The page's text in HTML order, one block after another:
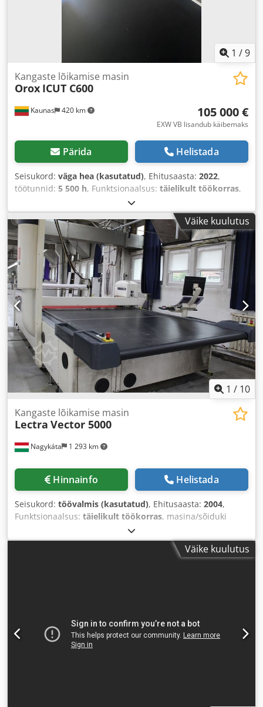
1 /9
Kaunas 420 km
Kangaste lõikamise masin
Orox ICUT C600
105 000 €
EXW VB lisandub käibemaks
Pärida Helistada
Seisukord: väga hea (kasutatud), Ehitusaasta: 2022,
töötunnid: 5 500 h, Funktsionaalsus: täielikult töökorras,
kolmefaasiline
edasi pikkus X-telg:1 750 mm, toitesammu pikkus Y-teljel:
1 800 mm, söötmepikkus Z-telg:60 mm , X-telje
etteandekiirus:120 m/min , Y-telje etteandesagedus:120
m/min
, lõikelaius (maks.):1 750 mm
, lõike kõrgus (maks.):
60 mm , tihendatud õhu ühendus: 6 latt,
Väike kuulutus
1 / 10
Nagykáta 1 293 km
Kangaste lõikamise masin
Lectra Vector 5000
Hinnainfo Helistada
Seisukord: töövalmis (kasutatud), Ehitusaasta: 2004,
Funktsionaalsus: täielikult töökorras, masina/sõiduki
Väike kuulutus